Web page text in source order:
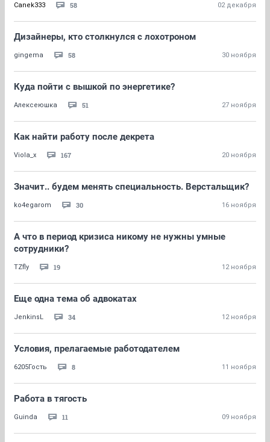
Canek333 58 02 декабря
Дизайнеры, кто столкнулся с лохотроном
gingema 58 30 ноября
Куда пойти с вышкой по энергетике?
Алексеюшка 51 27 ноября
Как найти работу после декрета
Viola_x 167 20 ноября
Значит.. будем менять специальность. Верстальщик?
ko4egarom 30 16 ноября
А что в период кризиса никому не нужны умные
сотрудники?
TZfly 19 12 ноября
Еще одна тема об адвокатах
JenkinsL 34 12 ноября
Условия, прелагаемые работодателем
6205Гость 8 11 ноября
Работа в тягость
Guinda 11 09 ноября